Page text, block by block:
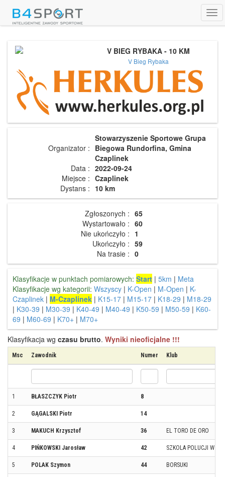
V BIEG RYBAKA - 10 KM
V Bieg Rybaka
Organizator :
Stowarzyszenie Sportowe Grupa
Biegowa Rundorfina, Gmina
Czaplinek
Data : 2022-09-24
Miejsce : Czaplinek
Dystans : 10 km
Zgłoszonych : 65
Wystartowało : 60
Nie ukończyło : 1
Ukończyło : 59
Na trasie : 0
Klasyfikacje w punktach pomiarowych: Start | 5km | Meta
Klasyfikacje wg kategorii: Wszyscy | K-Open | M-Open | K-
Czaplinek | M-Czaplinek | K15-17 | M15-17 | K18-29 | M18-29
| K30-39 | M30-39 | K40-49 | M40-49 | K50-59 | M50-59 | K60-
69 | M60-69 | K70+ | M70+
Klasyfikacja wg czasu brutto. Wyniki nieoficjalne !!!
Msc Zawodnik Numer Klub
1 BŁASZCZYK Piotr 8
2 GĄGALSKI Piotr 14
3 MAKUCH Krzysztof 36 EL TORO DE ORO
4 PIŃKOWSKI Jarosław 42 SZKOLA POLUCJI W
5 POLAK Szymon 44 BORSUKI